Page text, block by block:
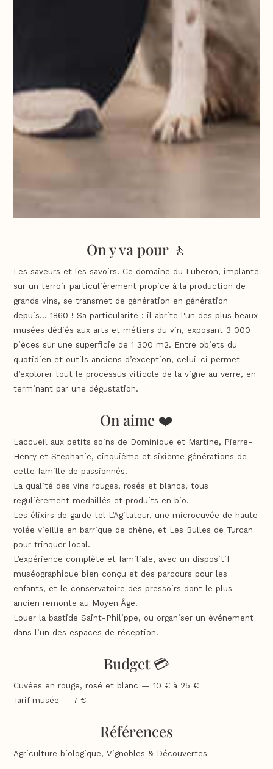
On y va pour 🚶
Les saveurs et les savoirs. Ce domaine du Luberon, implanté
sur un terroir particulièrement propice à la production de
grands vins, se transmet de génération en génération
depuis… 1860 ! Sa particularité : il abrite l'un des plus beaux
musées dédiés aux arts et métiers du vin, exposant 3 000
pièces sur une superficie de 1 300 m2. Entre objets du
quotidien et outils anciens d’exception, celui-ci permet
d’explorer tout le processus viticole de la vigne au verre, en
terminant par une dégustation.
On aime ❤️
L'accueil aux petits soins de Dominique et Martine, Pierre-
Henry et Stéphanie, cinquième et sixième générations de
cette famille de passionnés.
La qualité des vins rouges, rosés et blancs, tous
régulièrement médaillés et produits en bio.
Les élixirs de garde tel L’Agitateur, une microcuvée de haute
volée vieillie en barrique de chêne, et Les Bulles de Turcan
pour trinquer local.
L’expérience complète et familiale, avec un dispositif
muséographique bien conçu et des parcours pour les
enfants, et le conservatoire des pressoirs dont le plus
ancien remonte au Moyen Âge.
Louer la bastide Saint-Philippe, ou organiser un événement
dans l’un des espaces de réception.
Budget 💳
Cuvées en rouge, rosé et blanc — 10 € à 25 €
Tarif musée — 7 €
Références
Agriculture biologique, Vignobles & Découvertes